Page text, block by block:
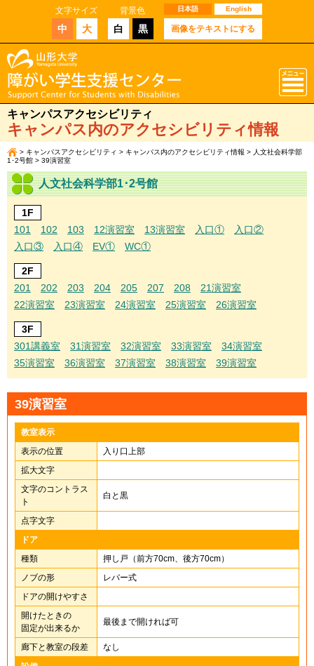
文字サイズ
中 大
背景色
白 黒
日本語 English
画像をテキストにする
キャンパスアクセシビリティ
キャンパス内のアクセシビリティ情報
> キャンパスアクセシビリティ > キャンパス内のアクセシビリティ情報 > 人文社会科学部
1･2号館 > 39演習室
人文社会科学部1･2号館
1F
101
102 103 12演習室 13演習室 入口①
入口②
入口③
入口④ EV① WC①
2F
201
202 203 204 205 207 208
21演習室
22演習室
23演習室 24演習室 25演習室 26演習室
3F
301講義室
31演習室 32演習室 33演習室
34演習室
35演習室
36演習室 37演習室 38演習室 39演習室
39演習室
教室表示
表示の位置
入り口上部
拡大文字
文字のコントラス
ト
白と黒
点字文字
ドア
種類
押し戸（前方70cm、後方70cm）
ノブの形
レバー式
ドアの開けやすさ
開けたときの
固定が出来るか
最後まで開ければ可
廊下と教室の段差
なし